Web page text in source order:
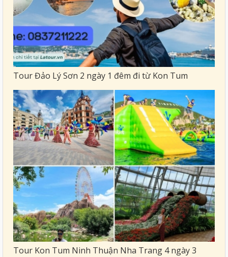
Tour Đảo Lý Sơn 2 ngày 1 đêm đi từ Kon Tum
Tour Kon Tum Ninh Thuận Nha Trang 4 ngày 3